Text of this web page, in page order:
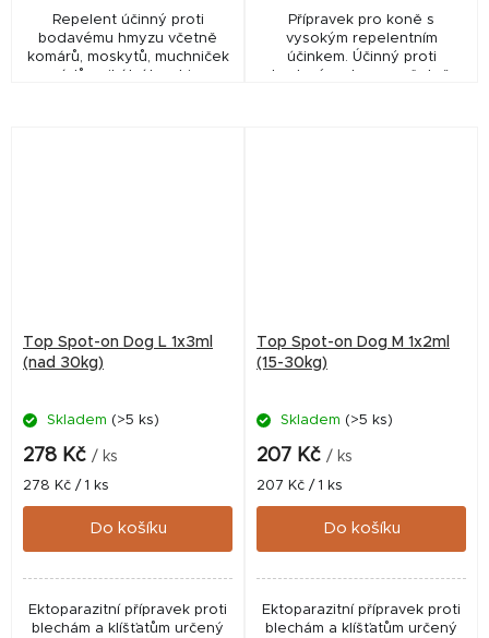
Repelent účinný proti
bodavému hmyzu včetně
komárů, moskytů, muchniček
a ovádů unikátní kombinace
Přípravek pro koně s
vysokým repelentním
účinkem. Účinný proti
bodavému hmyzu včetně
Top Spot-on Dog L 1x3ml
(nad 30kg)
Skladem (>5 ks)
278 Kč / ks
Měrná
cena:
278 Kč / 1 ks
Do košíku
Ektoparazitní přípravek proti
blechám a klíšťatům určený
Top Spot-on Dog M 1x2ml
(15-30kg)
Skladem (>5 ks)
207 Kč / ks
Měrná
cena:
207 Kč / 1 ks
Do košíku
Ektoparazitní přípravek proti
blechám a klíšťatům určený